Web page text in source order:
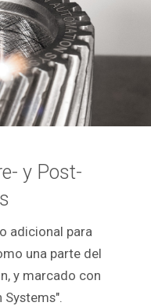
y Post-
adicional para
una parte del
y marcado con
Systems".